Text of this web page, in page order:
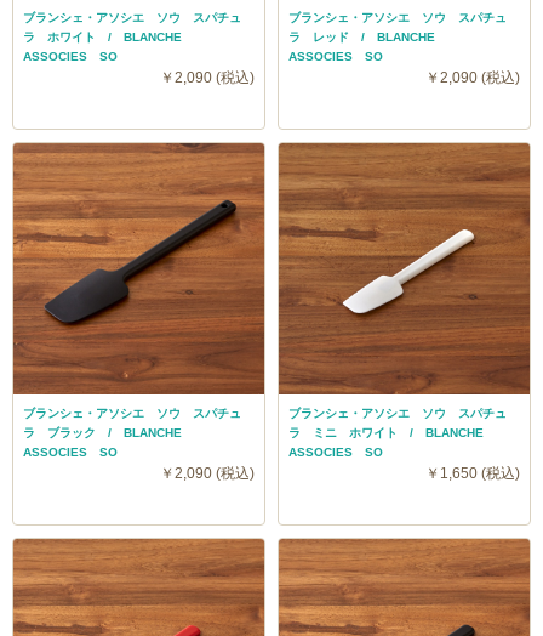
ブランシェ・アソシエ ソウ スパチュ
ラ ホワイト / BLANCHE
ASSOCIES SO
￥2,090 (税込)
ブランシェ・アソシエ ソウ スパチュ
ラ レッド / BLANCHE
ASSOCIES SO
￥2,090 (税込)
ブランシェ・アソシエ ソウ スパチュ
ラ ブラック / BLANCHE
ASSOCIES SO
￥2,090 (税込)
ブランシェ・アソシエ ソウ スパチュ
ラ ミニ ホワイト / BLANCHE
ASSOCIES SO
￥1,650 (税込)